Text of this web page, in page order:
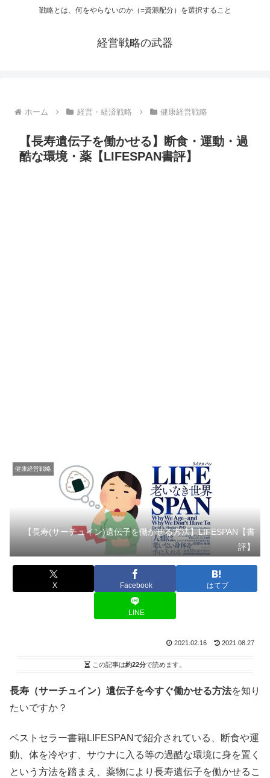
戦略とは、何をやらないのか（=資源配分）を選択すること
経営戦略の武器
ホーム 経営・経済戦略 健康経営戦略
【長寿遺伝子を働かせる】断食・運動・過
酷な環境・薬【LIFESPAN書評】
健康経営戦略
【長寿(サーチュイン)遺伝子を働かせる方法】LIFESPAN【書
評】
X Facebook はてブ
LINE
2021.02.16 2021.08.27
この記事は約22分で読めます。
長寿（サーチュイン）遺伝子を今すぐ働かせる方法を知り
たいですか？
ベストセラー書籍LIFESPANで紹介されている、断食や運
動、体を冷やす、サウナに入る等の過酷な環境に身を置く
という方法を踏まえ、薬物により長寿遺伝子を働かせるこ